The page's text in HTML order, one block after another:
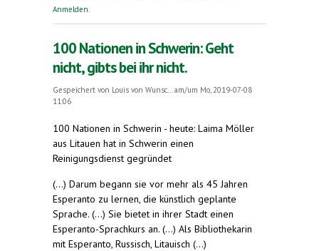
Anmelden
100 Nationen in Schwerin: Geht
nicht, gibts bei ihr nicht.
Gespeichert von Louis von Wunsc...
am/um Mo, 2019-07-08
11:06
100 Nationen in Schwerin - heute: Laima Möller
aus Litauen hat in Schwerin einen
Reinigungsdienst gegründet
(...) Darum begann sie vor mehr als 45 Jahren
Esperanto zu lernen, die künstlich geplante
Sprache. (...) Sie bietet in ihrer Stadt einen
Esperanto-Sprachkurs an. (...) Als Bibliothekarin
mit Esperanto, Russisch, Litauisch (...)